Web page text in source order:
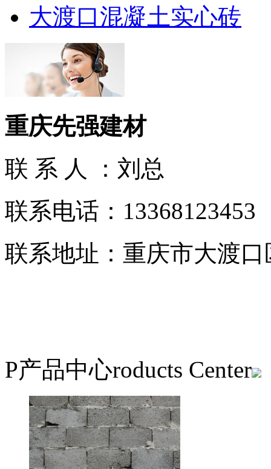
大渡口混凝土实心砖
重庆先强建材
联 系 人 ：刘总
联系电话：13368123453
联系地址：重庆市大渡
P产品中心roducts Center